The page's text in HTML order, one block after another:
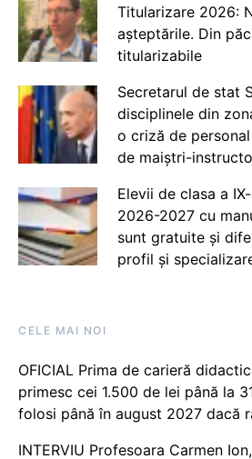
Titularizare 2026:
așteptările. Din
titularizabile
Secretarul de stat
disciplinele din
o criză de
de maiștri-
Elevii de clasa a
2026-2027 cu
sunt gratuite și
profil și
CELE MAI NOI
OFICIAL Prima de carieră
primesc cei 1.500 de lei până la
folosi până în august 2027 dacă
INTERVIU Profesoara Carmen